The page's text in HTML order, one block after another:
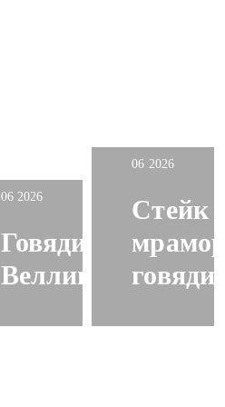
06 2026
Говядина
Веллингтон
06 2026
Стейк